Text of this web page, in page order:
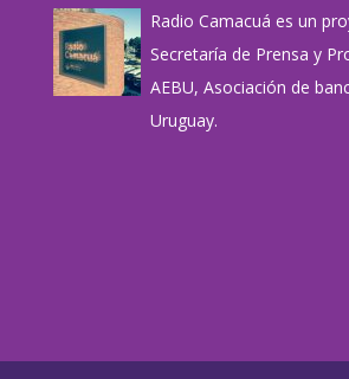
Radio Camacuá es un
Secretaría de Prensa y
AEBU, Asociación de
Uruguay.